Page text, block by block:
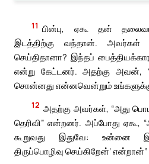
11 பின்பு, ஏகூ தன்
இடத்திற்கு வந்தான்.
செய்திதானா? இந்தப்
என்று கேட்டனர். அதற்கு
சொன்னது என்னவென்றும்
12 அதற்கு அவர்கள், “அது
தெரிவி” என்றனர். அப்போது
கூறுவது இதுவே: உன்னை
திருப்பொழிவு செய்கிறேன்’